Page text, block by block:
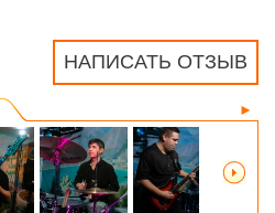
НАПИСАТЬ ОТЗЫВ
►